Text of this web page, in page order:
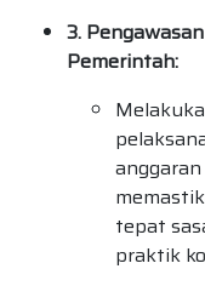
3.
Pemerintah:
tepat
praktik